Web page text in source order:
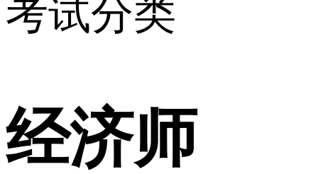
考试分类
经济师